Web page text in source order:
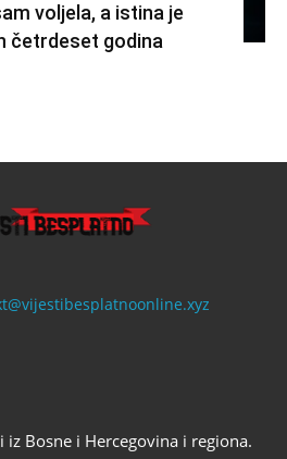
voljela, a istina je
četrdeset godina
Bosne i Hercegovina i regiona.